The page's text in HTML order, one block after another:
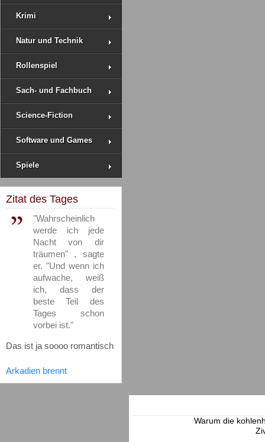
Krimi
Natur und Technik
Rollenspiel
Sach- und Fachbuch
Science-Fiction
Software und Games
Spiele
Zitat des Tages
"Wahrscheinlich
werde ich jede
Nacht von dir
träumen" , sagte
er. "Und wenn ich
aufwache, weiß
ich, dass der
beste Teil des
Tages schon
vorbei ist."
Das ist ja soooo romantisch
Arkadien brennt
Warum die